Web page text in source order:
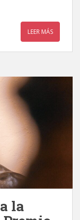
LEER MÁS
la